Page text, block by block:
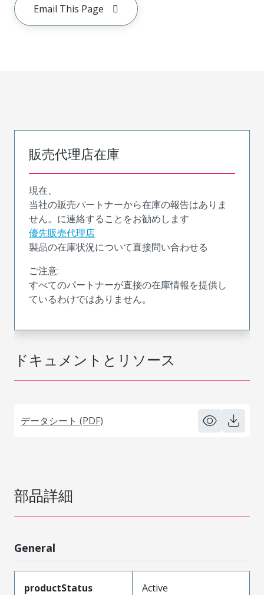
Email This Page
ドキュメントとリソース
データシート (PDF)
販売代理店在庫
現在、
当社の販売パートナーから在庫の報告はありま
せん。に連絡することをお勧めします
優先販売代理店
製品の在庫状況について直接問い合わせる
ご注意:
すべてのパートナーが直接の在庫情報を提供し
ているわけではありません。
部品詳細
General
productStatus Active